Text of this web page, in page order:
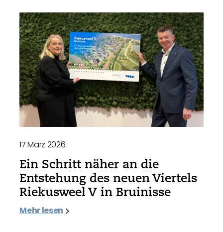
17 März 2026
Ein Schritt näher an die
Entstehung des neuen Viertels
Riekusweel V in Bruinisse
Mehr lesen